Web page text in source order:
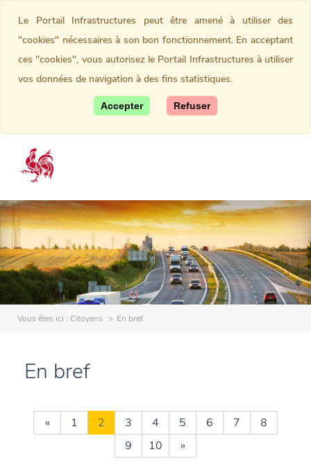
Vous êtes ici : Citoyens En bref
En bref
« 1 2 3 4 5 6 7
8
9
10 »
Le Portail Infrastructures peut être amené à utiliser des
"cookies" nécessaires à son bon fonctionnement. En acceptant
ces "cookies", vous autorisez le Portail Infrastructures à utiliser
vos données de navigation à des fins statistiques.
Accepter Refuser